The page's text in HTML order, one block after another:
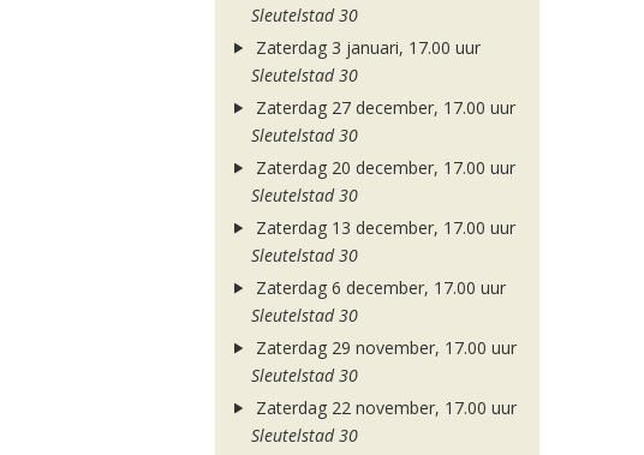
Sleutelstad 30
Zaterdag 3 januari, 17.00 uur
Sleutelstad 30
Zaterdag 27 december, 17.00 uur
Sleutelstad 30
Zaterdag 20 december, 17.00 uur
Sleutelstad 30
Zaterdag 13 december, 17.00 uur
Sleutelstad 30
Zaterdag 6 december, 17.00 uur
Sleutelstad 30
Zaterdag 29 november, 17.00 uur
Sleutelstad 30
Zaterdag 22 november, 17.00 uur
Sleutelstad 30